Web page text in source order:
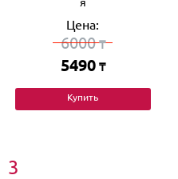
Цена:
6000₸
5490 ₸
Купить
3